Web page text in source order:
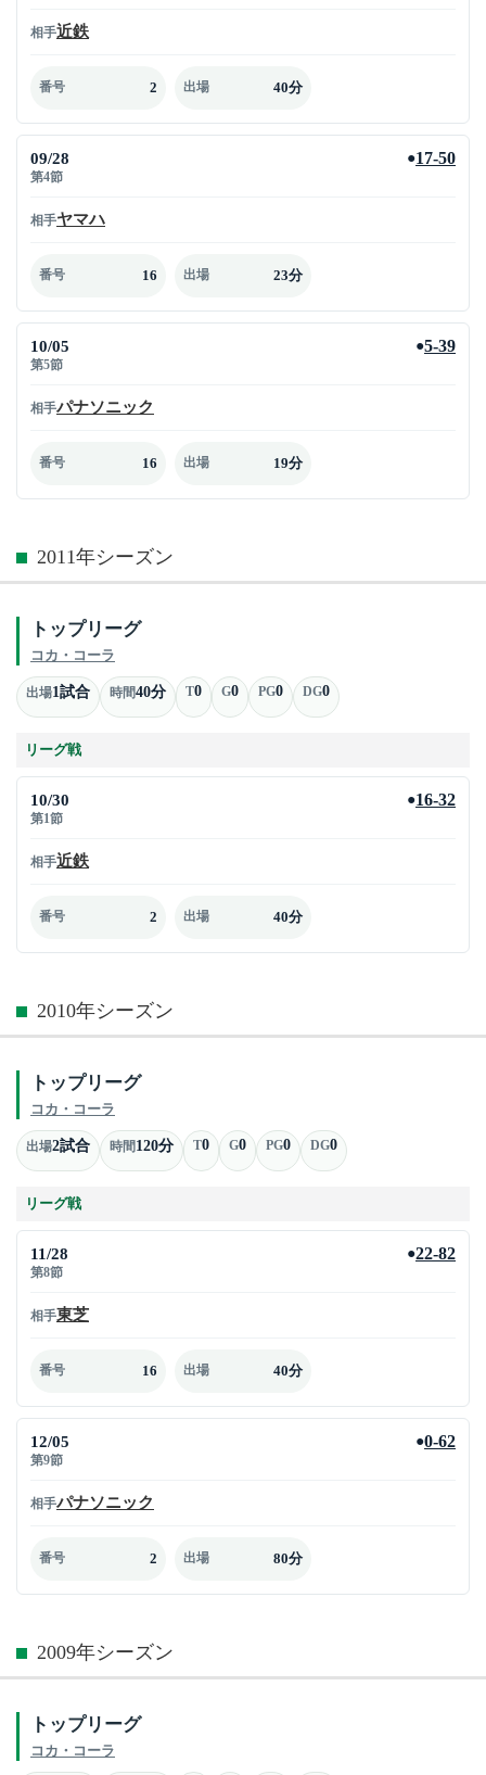
相手近鉄
番号 2 出場 40分
09/28
第4節
●17-50
相手ヤマハ
番号 16 出場 23分
10/05
第5節
●5-39
相手パナソニック
番号 16 出場 19分
2011年シーズン
トップリーグ
コカ・コーラ
出場1試合 時間40分 T0 G0 PG0 DG0
リーグ戦
10/30
第1節
●16-32
相手近鉄
番号 2 出場 40分
2010年シーズン
トップリーグ
コカ・コーラ
出場2試合 時間120分 T0 G0 PG0 DG0
リーグ戦
11/28
第8節
●22-82
相手東芝
番号 16 出場 40分
12/05
第9節
●0-62
相手パナソニック
番号 2 出場 80分
2009年シーズン
トップリーグ
コカ・コーラ